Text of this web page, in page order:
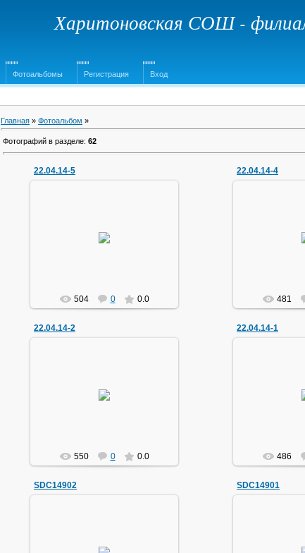
Харитоновская СОШ -
Фотоальбомы Регистрация Вход
Главная » Фотоальбом »
Фотографий в разделе: 62
22.04.14-5
504 0 0.0
22.04.14-4
481
22.04.14-2
550 0 0.0
22.04.14-1
486
SDC14902 SDC14901